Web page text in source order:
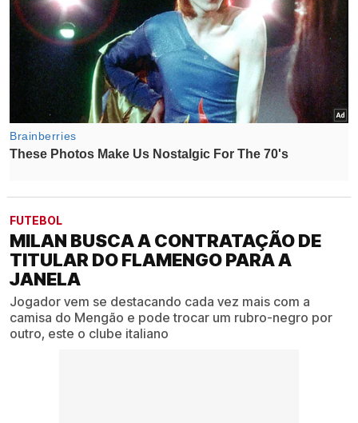
FUTEBOL
MILAN BUSCA A CONTRATAÇÃO DE
TITULAR DO FLAMENGO PARA A
JANELA
Jogador vem se destacando cada vez mais com a
camisa do Mengão e pode trocar um rubro-negro por
outro, este o clube italiano